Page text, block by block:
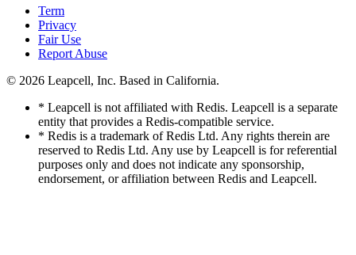
Term
Privacy
Fair Use
Report Abuse
© 2026 Leapcell, Inc. Based in California.
* Leapcell is not affiliated with Redis. Leapcell is a separate
entity that provides a Redis-compatible service.
* Redis is a trademark of Redis Ltd. Any rights therein are
reserved to Redis Ltd. Any use by Leapcell is for referential
purposes only and does not indicate any sponsorship,
endorsement, or affiliation between Redis and Leapcell.